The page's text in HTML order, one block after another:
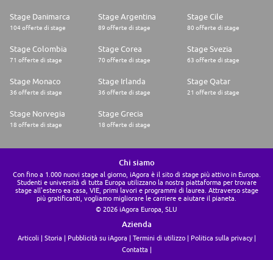
Stage Danimarca
104 offerte di stage
Stage Argentina
89 offerte di stage
Stage Cile
80 offerte di stage
Stage Colombia
71 offerte di stage
Stage Corea
70 offerte di stage
Stage Svezia
63 offerte di stage
Stage Monaco
36 offerte di stage
Stage Irlanda
36 offerte di stage
Stage Qatar
21 offerte di stage
Stage Norvegia
18 offerte di stage
Stage Grecia
18 offerte di stage
Chi siamo
Con fino a 1.000 nuovi stage al giorno, iAgora è il sito di stage più attivo in Europa.
Studenti e università di tutta Europa utilizzano la nostra piattaforma per trovare
stage all'estero ea casa, VIE, primi lavori e programmi di laurea. Attraverso stage
più gratificanti, vogliamo migliorare le carriere e aiutare il pianeta.
© 2026 iAgora Europa, SLU
Azienda
Articoli Storia Pubblicità su iAgora Termini di utilizzo
Politica sulla privacy
Contatta